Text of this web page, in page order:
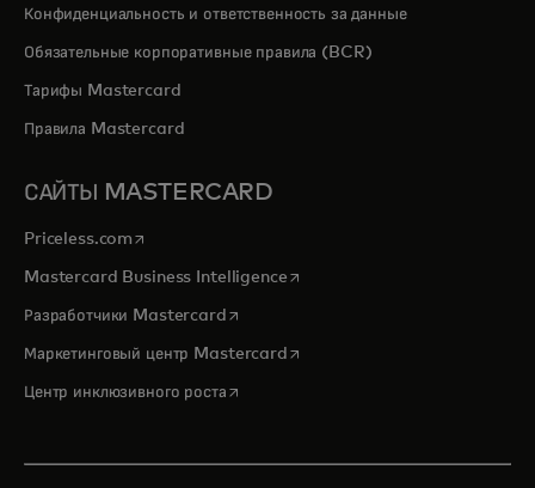
Конфиденциальность и ответственность за данные
Обязательные корпоративные правила (BCR)
Тарифы Mastercard
Правила Mastercard
САЙТЫ MASTERCARD
Priceless.com opens in a new tab
Mastercard Business Intelligenceopens in a new tab
Разработчики Mastercardopens in a new tab
Маркетинговый центр Mastercardopens in a new tab
Центр инклюзивного ростаopens in a new tab